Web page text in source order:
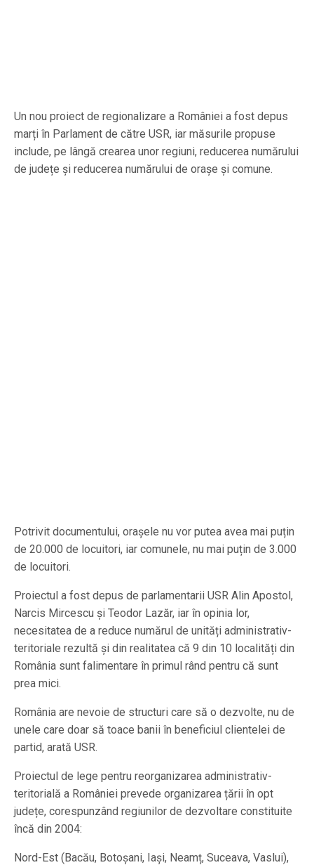
Un nou proiect de regionalizare a României a fost depus
marți în Parlament de către USR, iar măsurile propuse
include, pe lângă crearea unor regiuni, reducerea numărului
de județe și reducerea numărului de orașe și comune.
Potrivit documentului, orașele nu vor putea avea mai puțin
de 20.000 de locuitori, iar comunele, nu mai puțin de 3.000
de locuitori.
Proiectul a fost depus de parlamentarii USR Alin Apostol,
Narcis Mircescu și Teodor Lazăr, iar în opinia lor,
necesitatea de a reduce numărul de unități administrativ-
teritoriale rezultă și din realitatea că 9 din 10 localități din
România sunt falimentare în primul rând pentru că sunt
prea mici.
România are nevoie de structuri care să o dezvolte, nu de
unele care doar să toace banii în beneficiul clientelei de
partid, arată USR.
Proiectul de lege pentru reorganizarea administrativ-
teritorială a României prevede organizarea țării în opt
județe, corespunzând regiunilor de dezvoltare constituite
încă din 2004:
Nord-Est (Bacău, Botoșani, Iași, Neamț, Suceava, Vaslui),